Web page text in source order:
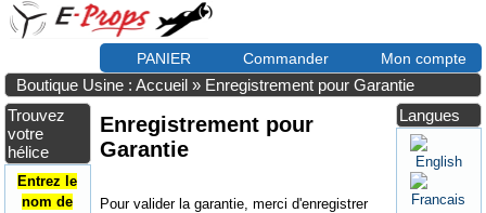
PANIER Commander Mon compte
Boutique Usine : Accueil » Enregistrement pour Garantie
Trouvez
votre
hélice
Entrez le
nom de
Enregistrement pour
Garantie
Pour valider la garantie, merci d'enregistrer
Langues